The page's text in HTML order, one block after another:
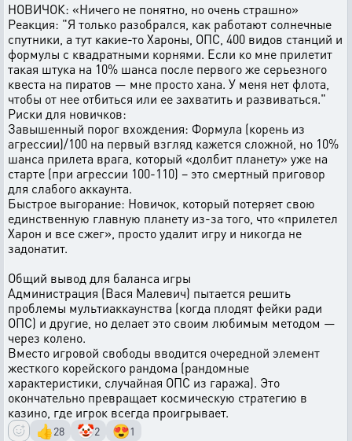
НОВИЧОК: «Ничего не понятно, но очень страшно»
Реакция: "Я только разобрался, как работают солнечные
спутники, а тут какие-то Хароны, ОПС, 400 видов станций и
формулы с квадратными корнями. Если ко мне прилетит
такая штука на 10% шанса после первого же серьезного
квеста на пиратов — мне просто хана. У меня нет флота,
чтобы от нее отбиться или ее захватить и развиваться."
Риски для новичков:
Завышенный порог вхождения: Формула (корень из
агрессии)/100 на первый взгляд кажется сложной, но 10%
шанса прилета врага, который «долбит планету» уже на
старте (при агрессии 100-110) – это смертный приговор
для слабого аккаунта.
Быстрое выгорание: Новичок, который потеряет свою
единственную главную планету из-за того, что «прилетел
Харон и все сжег», просто удалит игру и никогда не
задонатит.
Общий вывод для баланса игры
Администрация (Вася Малевич) пытается решить
проблемы мультиаккаунства (когда плодят фейки ради
ОПС) и другие, но делает это своим любимым методом —
через колено.
Вместо игровой свободы вводится очередной элемент
жесткого корейского рандома (рандомные
характеристики, случайная ОПС из гаража). Это
окончательно превращает космическую стратегию в
казино, где игрок всегда проигрывает.
👍28 🤡2 😍1